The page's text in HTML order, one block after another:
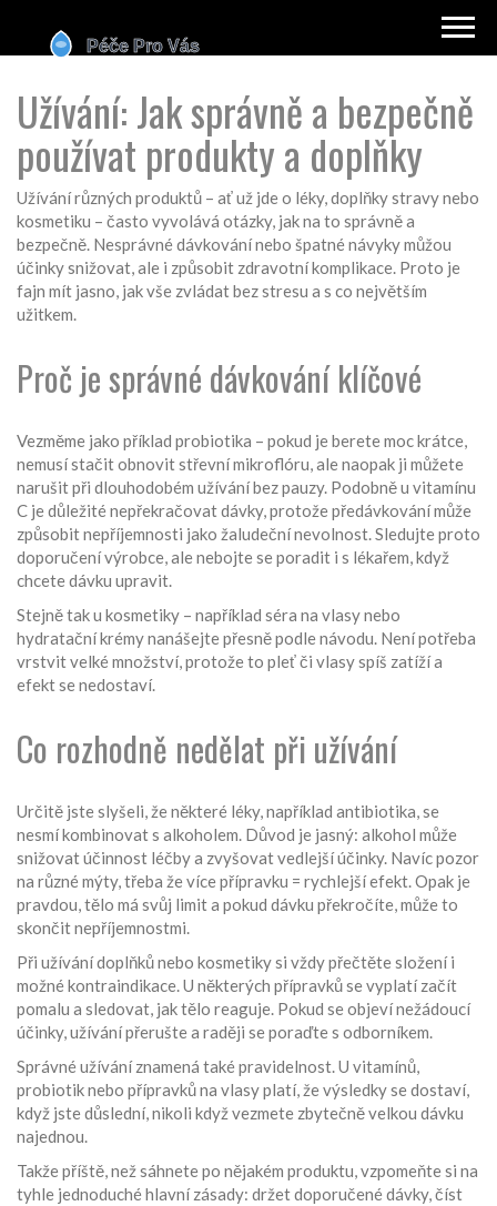
Užívání: Jak správně a bezpečně
používat produkty a doplňky
Užívání různých produktů – ať už jde o léky, doplňky stravy nebo
kosmetiku – často vyvolává otázky, jak na to správně a
bezpečně. Nesprávné dávkování nebo špatné návyky můžou
účinky snižovat, ale i způsobit zdravotní komplikace. Proto je
fajn mít jasno, jak vše zvládat bez stresu a s co největším
užitkem.
Proč je správné dávkování klíčové
Vezměme jako příklad probiotika – pokud je berete moc krátce,
nemusí stačit obnovit střevní mikroflóru, ale naopak ji můžete
narušit při dlouhodobém užívání bez pauzy. Podobně u vitamínu
C je důležité nepřekračovat dávky, protože předávkování může
způsobit nepříjemnosti jako žaludeční nevolnost. Sledujte proto
doporučení výrobce, ale nebojte se poradit i s lékařem, když
chcete dávku upravit.
Stejně tak u kosmetiky – například séra na vlasy nebo
hydratační krémy nanášejte přesně podle návodu. Není potřeba
vrstvit velké množství, protože to pleť či vlasy spíš zatíží a
efekt se nedostaví.
Co rozhodně nedělat při užívání
Určitě jste slyšeli, že některé léky, například antibiotika, se
nesmí kombinovat s alkoholem. Důvod je jasný: alkohol může
snižovat účinnost léčby a zvyšovat vedlejší účinky. Navíc pozor
na různé mýty, třeba že více přípravku = rychlejší efekt. Opak je
pravdou, tělo má svůj limit a pokud dávku překročíte, může to
skončit nepříjemnostmi.
Při užívání doplňků nebo kosmetiky si vždy přečtěte složení i
možné kontraindikace. U některých přípravků se vyplatí začít
pomalu a sledovat, jak tělo reaguje. Pokud se objeví nežádoucí
účinky, užívání přerušte a raději se poraďte s odborníkem.
Správné užívání znamená také pravidelnost. U vitamínů,
probiotik nebo přípravků na vlasy platí, že výsledky se dostaví,
když jste důslední, nikoli když vezmete zbytečně velkou dávku
najednou.
Takže příště, než sáhnete po nějakém produktu, vzpomeňte si na
tyhle jednoduché hlavní zásady: držet doporučené dávky, číst